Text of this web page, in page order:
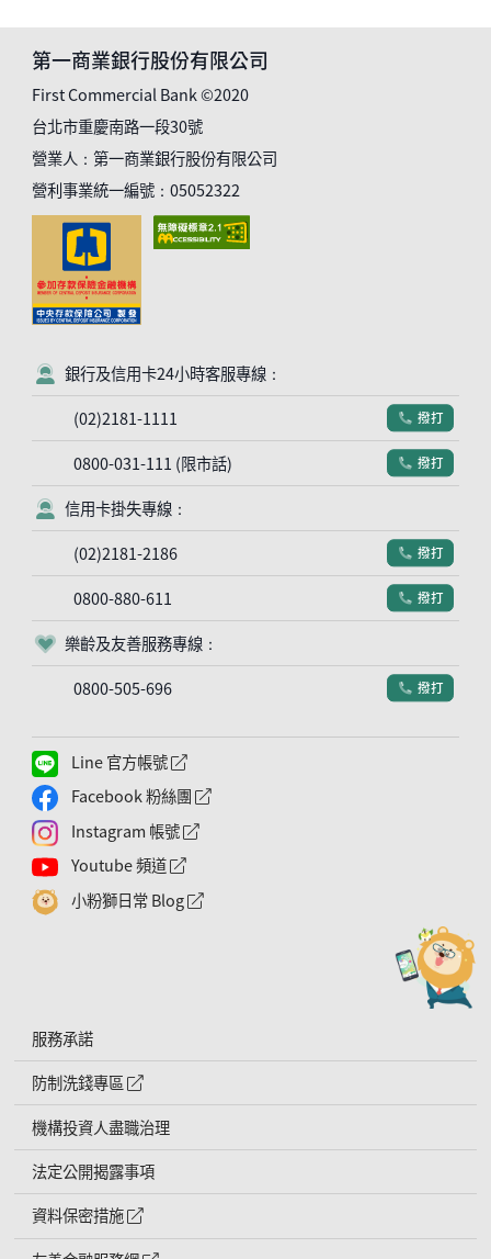
第一商業銀行股份有限公司
First Commercial Bank ©2020
台北市重慶南路一段30號
營業人：第一商業銀行股份有限公司
營利事業統一編號：05052322
客服符號
銀行及信用卡24小時客服專線：
(02)2181-1111
電話符號
撥打
0800-031-111 (限市話) 電話符號
撥打
客服符號
信用卡掛失專線：
(02)2181-2186
電話符號
撥打
0800-880-611 電話符號
撥打
客服符號
樂齡及友善服務專線：
0800-505-696
電話符號
撥打
Line 官方帳號 外網連結符號
Facebook 粉絲團 外網連結符號
Instagram 帳號 外網連結符號
Youtube 頻道 外網連結符號
小粉獅日常 Blog 外網連結符號
服務承諾
防制洗錢專區
外網連結符號
機構投資人盡職治理
法定公開揭露事項
資料保密措施
外網連結符號